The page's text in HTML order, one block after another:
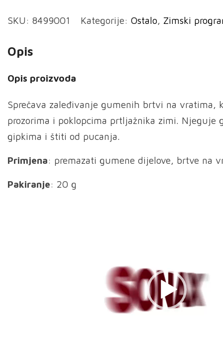
smrzavanja
količina
SKU: 8499001 Kategorije: Ostalo, Zimski
Opis
Opis proizvoda
Sprečava zaleđivanje gumenih brtvi na vratima,
prozorima i poklopcima prtljažnika zimi. Njeguje
gipkima i štiti od pucanja.
Primjena: premazati gumene dijelove, brtve na
Pakiranje: 20 g